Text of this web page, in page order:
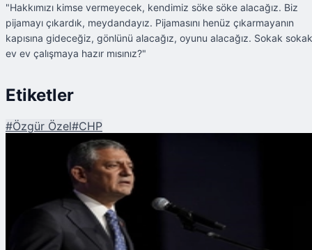
"Hakkımızı kimse vermeyecek, kendimiz söke söke alacağız. Biz
pijamayı çıkardık, meydandayız. Pijamasını henüz çıkarmayanın
kapısına gideceğiz, gönlünü alacağız, oyunu alacağız. Sokak
ev ev çalışmaya hazır mısınız?"
Etiketler
#Özgür Özel#CHP
Özgür Özel Milas'tan Seslendi: Pijamasını Çıkarmayanın Kapısına